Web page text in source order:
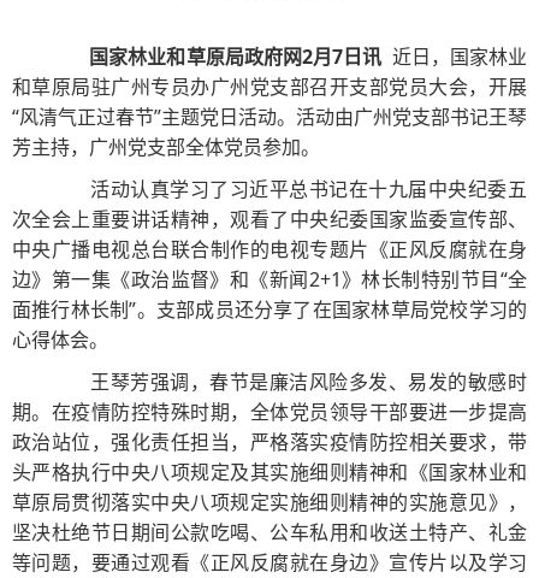
国家林业和草原局政府网2月7日讯 近日，国家林业
和草原局驻广州专员办广州党支部召开支部党员大会，开展
“风清气正过春节”主题党日活动。活动由广州党支部书记王琴
芳主持，广州党支部全体党员参加。
活动认真学习了习近平总书记在十九届中央纪委五
次全会上重要讲话精神，观看了中央纪委国家监委宣传部、
中央广播电视总台联合制作的电视专题片《正风反腐就在身
边》第一集《政治监督》和《新闻2+1》林长制特别节目“全
面推行林长制”。支部成员还分享了在国家林草局党校学习的
心得体会。
王琴芳强调，春节是廉洁风险多发、易发的敏感时
期。在疫情防控特殊时期，全体党员领导干部要进一步提高
政治站位，强化责任担当，严格落实疫情防控相关要求，带
头严格执行中央八项规定及其实施细则精神和《国家林业和
草原局贯彻落实中央八项规定实施细则精神的实施意见》，
坚决杜绝节日期间公款吃喝、公车私用和收送土特产、礼金
等问题，要通过观看《正风反腐就在身边》宣传片以及学习